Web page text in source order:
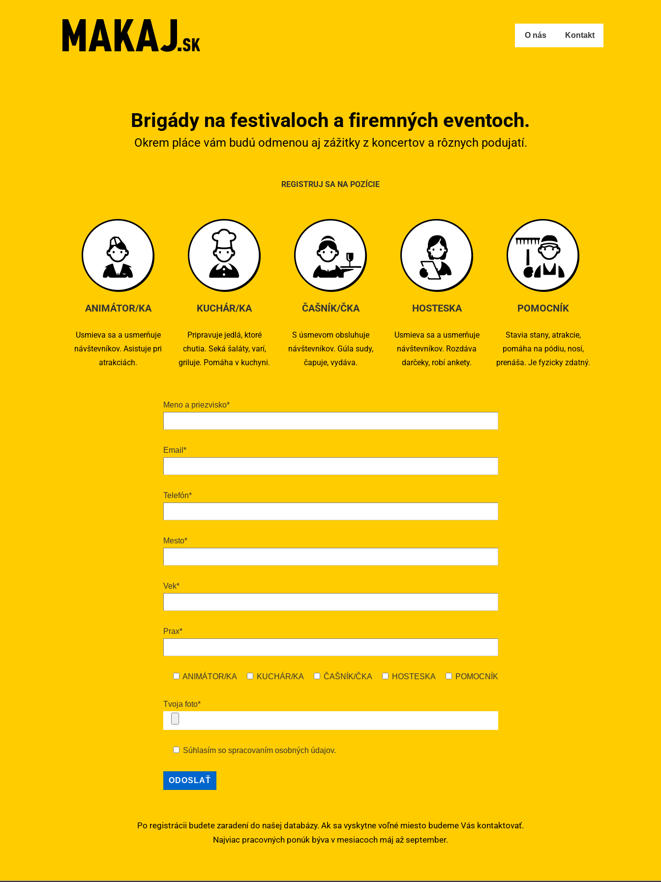
O nás Kontakt
Brigády na festivaloch a firemných eventoch.
Okrem pláce vám budú odmenou aj zážitky z koncertov a rôznych podujatí.
REGISTRUJ SA NA POZÍCIE
ANIMÁTOR/KA
Usmieva sa a usmerňuje
návštevníkov. Asistuje pri
atrakciách.
KUCHÁR/KA
Pripravuje jedlá, ktoré
chutia. Seká šaláty, varí,
griluje. Pomáha v kuchyni.
ČAŠNÍK/ČKA
S úsmevom obsluhuje
návštevníkov. Gúla sudy,
čapuje, vydáva.
HOSTESKA
Usmieva sa a usmerňuje
návštevníkov. Rozdáva
darčeky, robí ankety.
POMOCNÍK
Stavia stany, atrakcie,
pomáha na pódiu, nosí,
prenáša. Je fyzicky zdatný.
Meno a priezvisko*
Email*
Telefón*
Mesto*
Vek*
Prax*
ANIMÁTOR/KA KUCHÁR/KA ČAŠNÍK/ČKA HOSTESKA POMOCNÍK
Tvoja foto*
Súhlasím so spracovaním osobných údajov.
Po registrácii budete zaradení do našej databázy. Ak sa vyskytne voľné miesto budeme Vás kontaktovať.
Najviac pracovných ponúk býva v mesiacoch máj až september.